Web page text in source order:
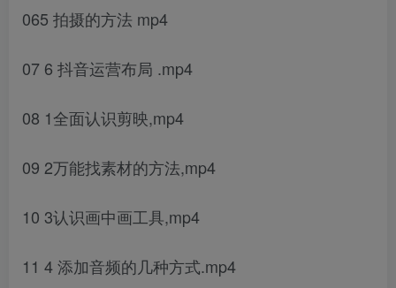
065 拍摄的方法 mp4
07 6 抖音运营布局 .mp4
08 1全面认识剪映,mp4
09 2万能找素材的方法,mp4
10 3认识画中画工具,mp4
11 4 添加音频的几种方式.mp4